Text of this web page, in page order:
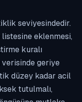
seviyesindedir.
eklenmesi,
kuralı
verisinde geriye
düzey kadar acil
tutulmalı,